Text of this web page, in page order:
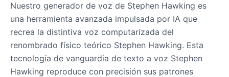
Female @GamingPro365
Gavin Newsom
Male @KingArthur
Nuestro generador de voz de Stephen Hawking es
una herramienta avanzada impulsada por IA que
recrea la distintiva voz computarizada del
renombrado físico teórico Stephen Hawking. Esta
tecnología de vanguardia de texto a voz Stephen
Hawking reproduce con precisión sus patrones